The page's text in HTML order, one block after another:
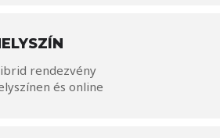
rendezvény
és online